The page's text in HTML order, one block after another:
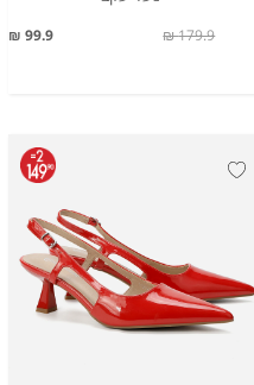
99.9 ₪ 179.9 ₪